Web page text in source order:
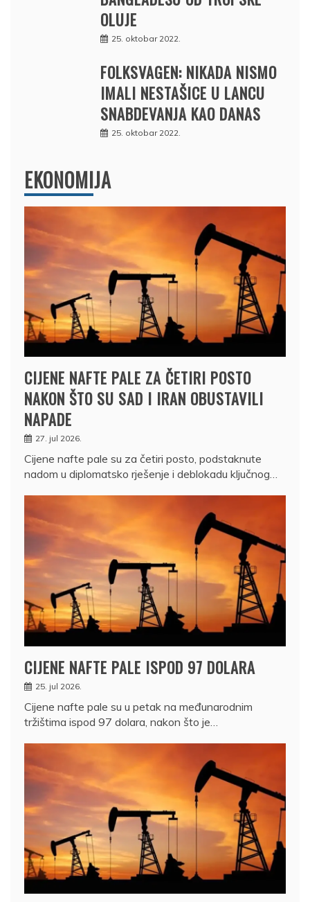
OLUJE
25. oktobar 2022.
FOLKSVAGEN: NIKADA NISMO
IMALI NESTAŠICE U LANCU
SNABDEVANJA KAO DANAS
25. oktobar 2022.
EKONOMIJA
CIJENE NAFTE PALE ZA ČETIRI POSTO
NAKON ŠTO SU SAD I IRAN OBUSTAVILI
NAPADE
27. jul 2026.
Cijene nafte pale su za četiri posto, podstaknute
nadom u diplomatsko rješenje i deblokadu ključnog…
CIJENE NAFTE PALE ISPOD 97 DOLARA
25. jul 2026.
Cijene nafte pale su u petak na međunarodnim
tržištima ispod 97 dolara, nakon što je…